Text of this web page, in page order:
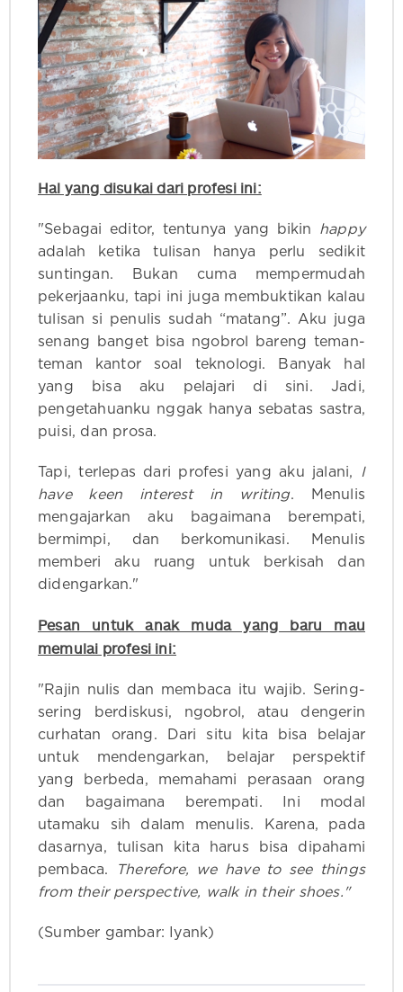
Hal yang disukai dari profesi ini:
"Sebagai editor, tentunya yang bikin happy
adalah ketika tulisan hanya perlu sedikit
suntingan. Bukan cuma mempermudah
pekerjaanku, tapi ini juga membuktikan kalau
tulisan si penulis sudah “matang”. Aku juga
senang banget bisa ngobrol bareng teman-
teman kantor soal teknologi. Banyak hal
yang bisa aku pelajari di sini. Jadi,
pengetahuanku nggak hanya sebatas sastra,
puisi, dan prosa.
Tapi, terlepas dari profesi yang aku jalani,
I
have keen interest in writing. Menulis
mengajarkan aku bagaimana berempati,
bermimpi, dan berkomunikasi. Menulis
memberi aku ruang untuk berkisah dan
didengarkan."
Pesan untuk anak muda yang baru mau
memulai profesi ini:
"Rajin nulis dan membaca itu wajib. Sering-
sering berdiskusi, ngobrol, atau dengerin
curhatan orang. Dari situ kita bisa belajar
untuk mendengarkan, belajar perspektif
yang berbeda, memahami perasaan orang
dan bagaimana berempati. Ini modal
utamaku sih dalam menulis. Karena, pada
dasarnya, tulisan kita harus bisa dipahami
pembaca.
Therefore, we have to see things
from their perspective, walk in their shoes."
(Sumber gambar: Iyank)